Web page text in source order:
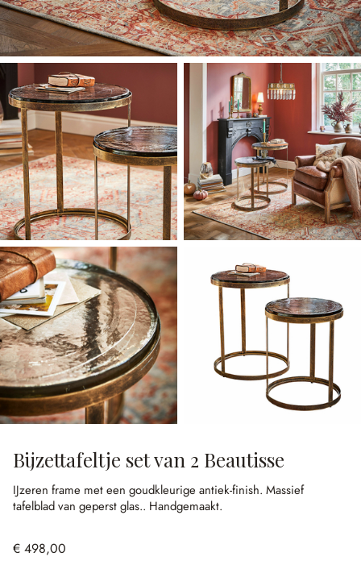
Bijzettafeltje set van 2 Beautisse
IJzeren frame met een goudkleurige antiek-finish. Massief
tafelblad van geperst glas.. Handgemaakt.
€ 498,00